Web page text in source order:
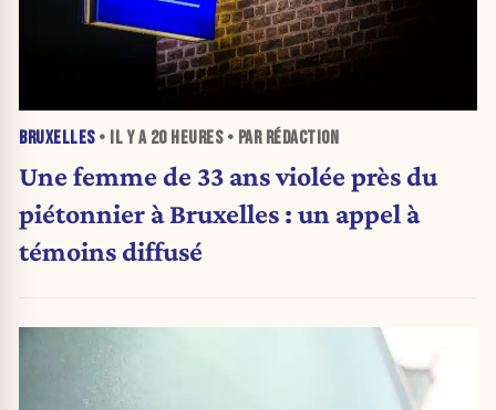
BRUXELLES• IL Y A 20 HEURES• PAR RÉDACTION
Une femme de 33 ans violée près du
piétonnier à Bruxelles : un appel à
témoins diffusé